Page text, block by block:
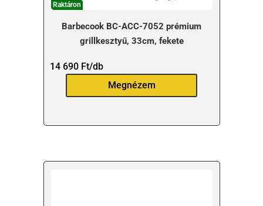
Raktáron
Barbecook BC-ACC-7052 prémium
grillkesztyű, 33cm, fekete
14 690 Ft/db
Megnézem